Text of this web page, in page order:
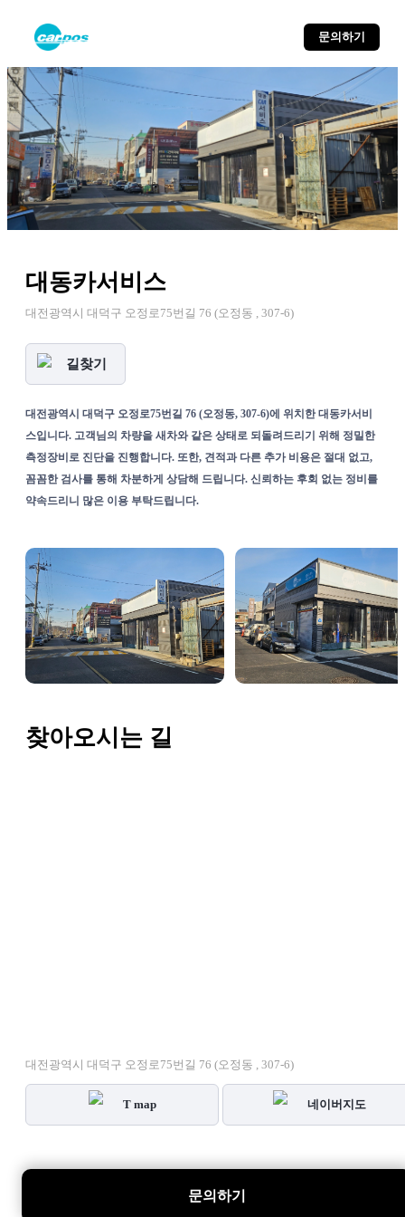
문의하기
대동카서비스
대전광역시 대덕구 오정로75번길 76 (오정동 , 307-6)
길찾기
대전광역시 대덕구 오정로75번길 76 (오정동, 307-6)에 위치한 대동카서비
스입니다. 고객님의 차량을 새차와 같은 상태로 되돌려드리기 위해 정밀한
측정장비로 진단을 진행합니다. 또한, 견적과 다른 추가 비용은 절대 없고,
꼼꼼한 검사를 통해 차분하게 상담해 드립니다. 신뢰하는 후회 없는 정비를
약속드리니 많은 이용 부탁드립니다.
찾아오시는 길
대전광역시 대덕구 오정로75번길 76 (오정동 , 307-6)
T map 네이버지도
문의하기